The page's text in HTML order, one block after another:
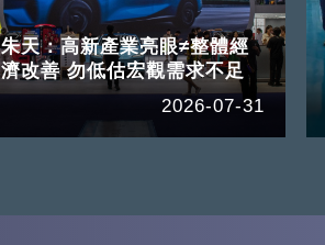
朱天：高新產業亮眼≠整體經
濟改善 勿低估宏觀需求不足
2026-07-31